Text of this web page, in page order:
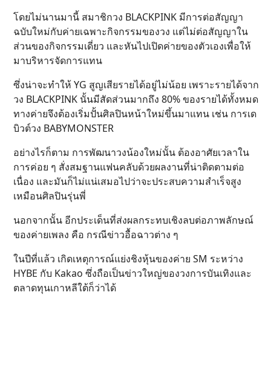
โดยไม่นานมานี้ สมาชิกวง BLACKPINK มีการต่อสัญญา
ฉบับใหม่กับค่ายเฉพาะกิจกรรมของวง แต่ไม่ต่อสัญญาใน
ส่วนของกิจกรรมเดี่ยว และหันไปเปิดค่ายของตัวเองเพื่อให้
มาบริหารจัดการแทน
ซึ่งน่าจะทำให้ YG สูญเสียรายได้อยู่ไม่น้อย เพราะรายได้จาก
วง BLACKPINK นั้นมีสัดส่วนมากถึง 80% ของรายได้ทั้งหมด
ทางค่ายจึงต้องเริ่มปั้นศิลปินหน้าใหม่ขึ้นมาแทน เช่น การเด
บิวต์วง BABYMONSTER
อย่างไรก็ตาม การพัฒนาวงน้องใหม่นั้น ต้องอาศัยเวลาใน
การค่อย ๆ สั่งสมฐานแฟนคลับด้วยผลงานที่น่าติดตามต่อ
เนื่อง และมันก็ไม่แน่เสมอไปว่าจะประสบความสำเร็จสูง
เหมือนศิลปินรุ่นพี่
นอกจากนั้น อีกประเด็นที่ส่งผลกระทบเชิงลบต่อภาพลักษณ์
ของค่ายเพลง คือ กรณีข่าวอื้อฉาวต่าง ๆ
ในปีที่แล้ว เกิดเหตุการณ์แย่งชิงหุ้นของค่าย SM ระหว่าง
HYBE กับ Kakao ซึ่งถือเป็นข่าวใหญ่ของวงการบันเทิงและ
ตลาดทุนเกาหลีใต้ก็ว่าได้